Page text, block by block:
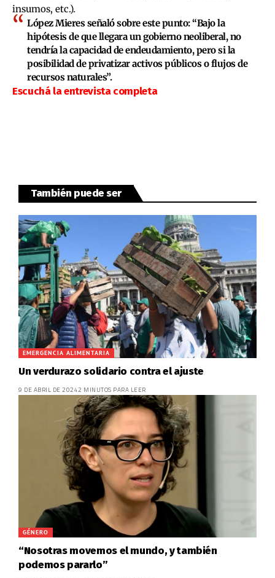
insumos, etc.).
López Mieres señaló sobre este punto:“Bajo la
hipótesis de que llegara un gobierno neoliberal, no
tendría la capacidad de endeudamiento, pero si la
posibilidad de privatizar activos públicos o flujos de
recursos naturales”.
Escuchá la entrevista completa
También puede ser
EMERGENCIA ALIMENTARIA
Un verdurazo solidario contra el ajuste
9 DE ABRIL DE 20242 MINUTOS PARA LEER
GÉNERO
“Nosotras movemos el mundo, y también
podemos pararlo”